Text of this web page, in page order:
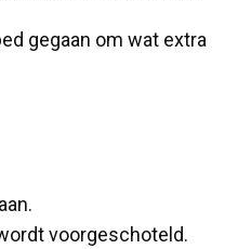
gegaan om wat extra
voorgeschoteld.